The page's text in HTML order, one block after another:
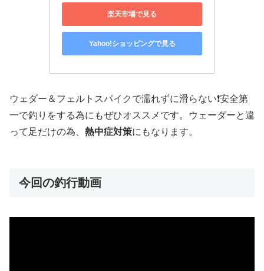
楽天市場で見る
Yahoo!ショッピングで見る
ウェダー＆フェルトスパイクで濡れずに滑らない❗️安全第
一で釣りをする為にもぜひオススメです。ウェーダーと違
って足だけの為、 熱中症対策にもなります。
今回の釣行動画